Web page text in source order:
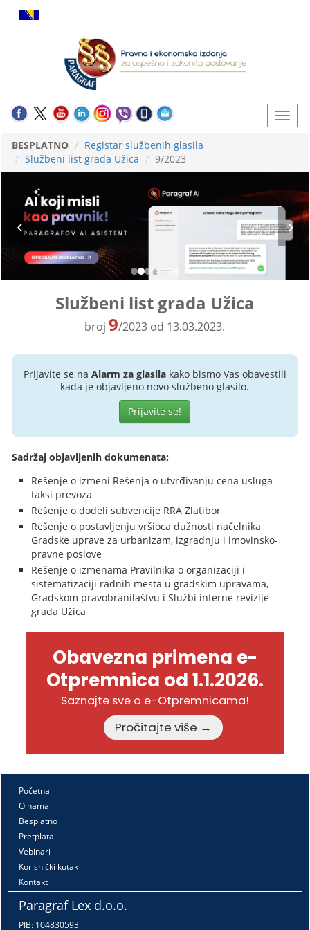
BESPLATNO
Registar službenih glasila
Službeni list grada Užica
9/2023
Službeni list grada Užica
broj9/2023 od 13.03.2023.
Prijavite se na Alarm za glasilakako bismo Vas obavestili
kada je objavljeno novo službeno glasilo.
Prijavite se!
Sadržaj objavljenih dokumenata:
Rešenje o izmeni Rešenja o utvrđivanju cena usluga
taksi prevoza
Rešenje o dodeli subvencije RRA Zlatibor
Rešenje o postavljenju vršioca dužnosti načelnika
Gradske uprave za urbanizam, izgradnju i imovinsko-
pravne poslove
Rešenje o izmenama Pravilnika o organizaciji i
sistematizaciji radnih mesta u gradskim upravama,
Gradskom pravobranilaštvu i Službi interne revizije
grada Užica
Obavezna primena e-
Otpremnica od 1.1.2026.
Saznajte sve o e-Otpremnicama!
Pročitajte više →
Početna
O nama
Besplatno
Pretplata
Vebinari
Korisnički kutak
Kontakt
Paragraf Lex d.o.o.
PIB: 104830593